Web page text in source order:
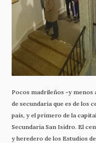
Pocos madrileños -y
de secundaria que es de los
país, y el primero de la
Secundaria San Isidro. El
y heredero de los Estudios